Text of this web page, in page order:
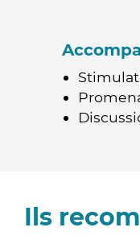
Ils